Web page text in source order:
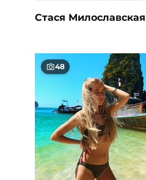
Стася Милославская
48